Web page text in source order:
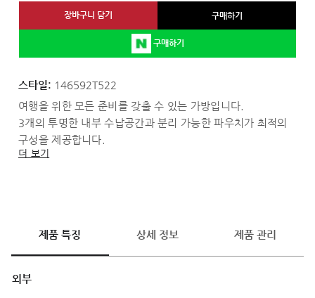
장바구니 담기 구매하기
구매하기
스타일: 146592T522
여행을 위한 모든 준비를 갖출 수 있는 가방입니다.
3개의 투명한 내부 수납공간과 분리 가능한 파우치가 최적의
구성을 제공합니다.
평평하게 내려 놓거나 개방한 상태로 고정장치에 매달아 놓을
더 보기
제품 특징 상세 정보 제품 관리
외부